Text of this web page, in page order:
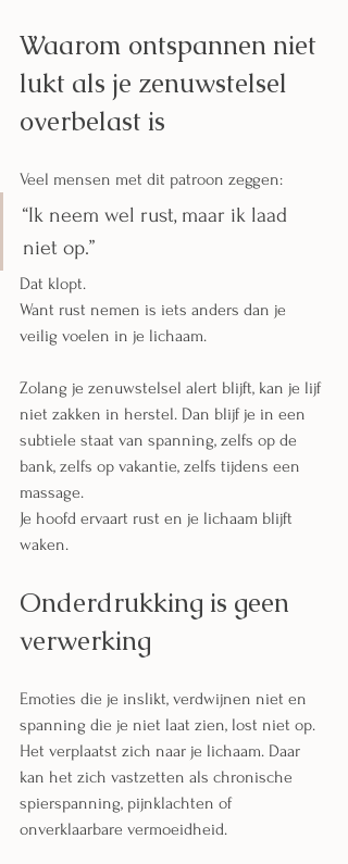
Waarom ontspannen niet
lukt als je zenuwstelsel
overbelast is
Veel mensen met dit patroon zeggen:
“Ik neem wel rust, maar ik laad
niet op.”
Dat klopt.
Want rust nemen is iets anders dan je
veilig voelen in je lichaam.
Zolang je zenuwstelsel alert blijft, kan je lijf
niet zakken in herstel. Dan blijf je in een
subtiele staat van spanning, zelfs op de
bank, zelfs op vakantie, zelfs tijdens een
massage.
Je hoofd ervaart rust en je lichaam blijft
waken.
Onderdrukking is geen
verwerking
Emoties die je inslikt, verdwijnen niet en
spanning die je niet laat zien, lost niet op.
Het verplaatst zich naar je lichaam. Daar
kan het zich vastzetten als chronische
spierspanning, pijnklachten of
onverklaarbare vermoeidheid.